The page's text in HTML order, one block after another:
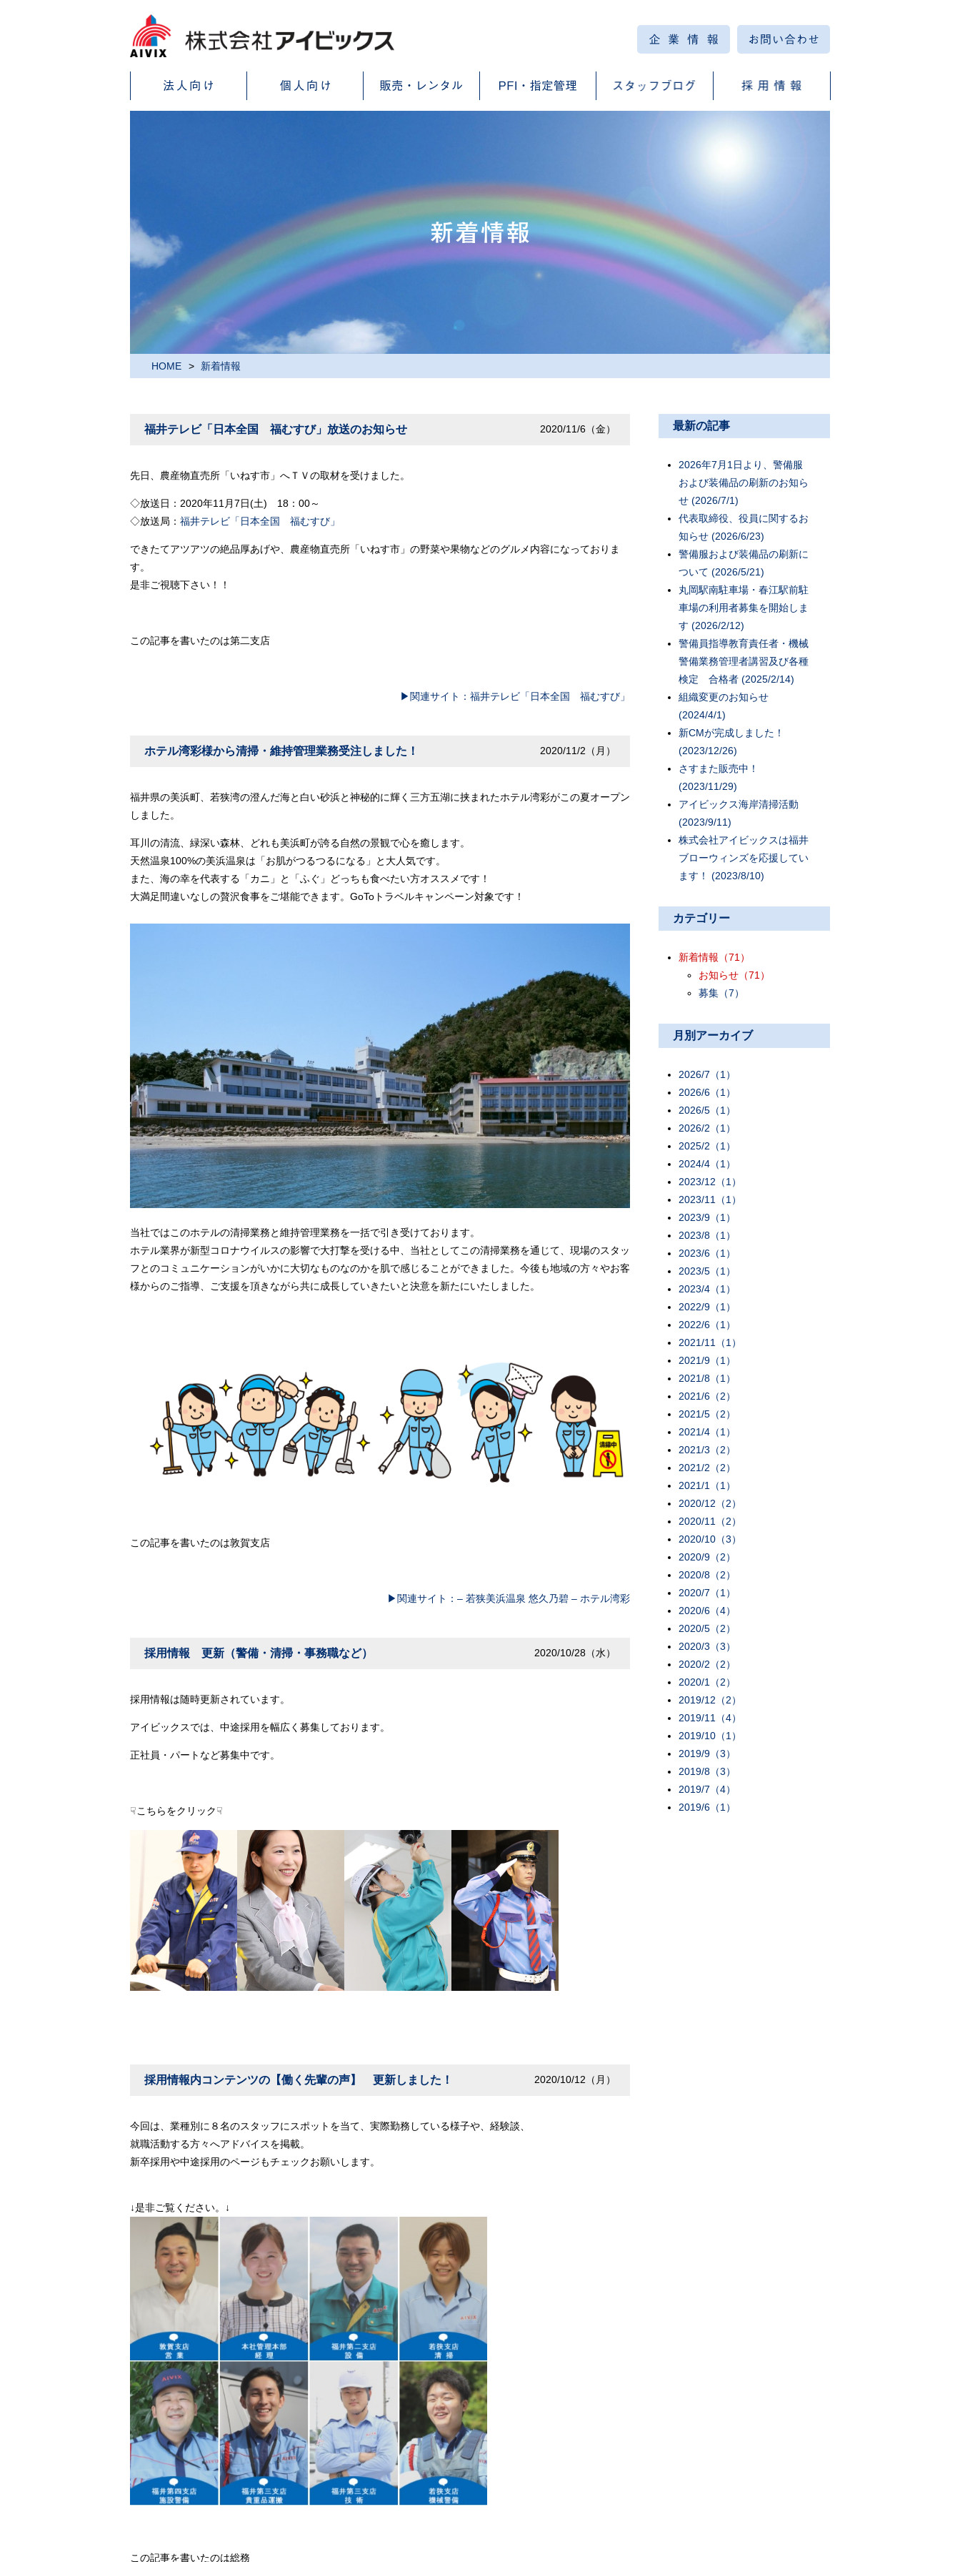
HOME 新着情報
福井テレビ「日本全国 福むすび」放送のお知らせ 2020/11/6（金）
先日、農産物直売所「いねす市」へＴＶの取材を受けました。
◇放送日：2020年11月7日(土) 18：00～
◇放送局： 福井テレビ「日本全国 福むすび」
できたてアツアツの絶品厚あげや、農産物直売所「いねす市」の野菜や果物などのグルメ内容になっておりま
す。
是非ご視聴下さい！！
この記事を書いたのは第二支店
▶関連サイト：福井テレビ「日本全国 福むすび」
ホテル湾彩様から清掃・維持管理業務受注しました！ 2020/11/2（月）
福井県の美浜町、若狭湾の澄んだ海と白い砂浜と神秘的に輝く三方五湖に挟まれたホテル湾彩がこの夏オープン
しました。
耳川の清流、緑深い森林、どれも美浜町が誇る自然の景観で心を癒します。
天然温泉100%の美浜温泉は「お肌がつるつるになる」と大人気です。
また、海の幸を代表する「カニ」と「ふぐ」どっちも食べたい方オススメです！
大満足間違いなしの贅沢食事をご堪能できます。GoToトラベルキャンペーン対象です！
当社ではこのホテルの清掃業務と維持管理業務を一括で引き受けております。
ホテル業界が新型コロナウイルスの影響で大打撃を受ける中、当社としてこの清掃業務を通じて、現場のスタッ
フとのコミュニケーションがいかに大切なものなのかを肌で感じることができました。今後も地域の方々やお客
様からのご指導、ご支援を頂きながら共に成長していきたいと決意を新たにいたしました。
この記事を書いたのは敦賀支店
▶関連サイト：– 若狭美浜温泉 悠久乃碧 – ホテル湾彩
採用情報 更新（警備・清掃・事務職など） 2020/10/28（水）
採用情報は随時更新されています。
アイビックスでは、中途採用を幅広く募集しております。
正社員・パートなど募集中です。
☟こちらをクリック☟
採用情報内コンテンツの【働く先輩の声】 更新しました！ 2020/10/12（月）
今回は、業種別に８名のスタッフにスポットを当て、実際勤務している様子や、経験談、
就職活動する方々へアドバイスを掲載。
新卒採用や中途採用のページもチェックお願いします。
↓是非ご覧ください。↓
この記事を書いたのは総務
最新の記事
2026年7月1日より、警備服
および装備品の刷新のお知ら
せ (2026/7/1)
代表取締役、役員に関するお
知らせ (2026/6/23)
警備服および装備品の刷新に
ついて (2026/5/21)
丸岡駅南駐車場・春江駅前駐
車場の利用者募集を開始しま
す (2026/2/12)
警備員指導教育責任者・機械
警備業務管理者講習及び各種
検定 合格者 (2025/2/14)
組織変更のお知らせ
(2024/4/1)
新CMが完成しました！
(2023/12/26)
さすまた販売中！
(2023/11/29)
アイビックス海岸清掃活動
(2023/9/11)
株式会社アイビックスは福井
ブローウィンズを応援してい
ます！ (2023/8/10)
カテゴリー
新着情報 （71）
お知らせ （71）
募集 （7）
月別アーカイブ
2026/7（1）
2026/6（1）
2026/5（1）
2026/2（1）
2025/2（1）
2024/4（1）
2023/12（1）
2023/11（1）
2023/9（1）
2023/8（1）
2023/6（1）
2023/5（1）
2023/4（1）
2022/9（1）
2022/6（1）
2021/11（1）
2021/9（1）
2021/8（1）
2021/6（2）
2021/5（2）
2021/4（1）
2021/3（2）
2021/2（2）
2021/1（1）
2020/12（2）
2020/11（2）
2020/10（3）
2020/9（2）
2020/8（2）
2020/7（1）
2020/6（4）
2020/5（2）
2020/3（3）
2020/2（2）
2020/1（2）
2019/12（2）
2019/11（4）
2019/10（1）
2019/9（3）
2019/8（3）
2019/7（4）
2019/6（1）